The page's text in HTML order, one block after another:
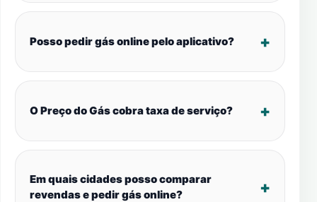
Posso pedir gás online pelo aplicativo?
O Preço do Gás cobra taxa de serviço?
Em quais cidades posso comparar
revendas e pedir gás online?